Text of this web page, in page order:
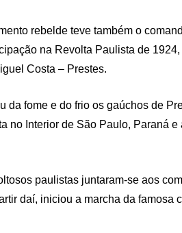
rebelde teve também o
na Revolta Paulista de
Costa – Prestes.
fome e do frio os gaúchos de
no Interior de São Paulo, Paraná
paulistas juntaram-se aos
daí, iniciou a marcha da famosa